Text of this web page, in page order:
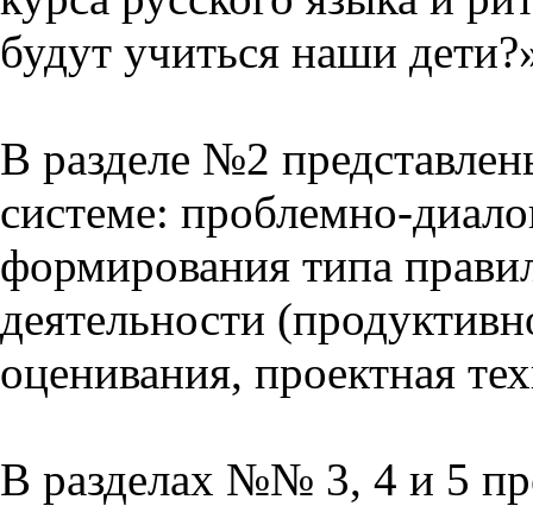
будут учиться наши
В разделе №2
системе: проблемно-
формирования типа
деятельности
оценивания, проектная
В разделах №№ 3, 4 и 5